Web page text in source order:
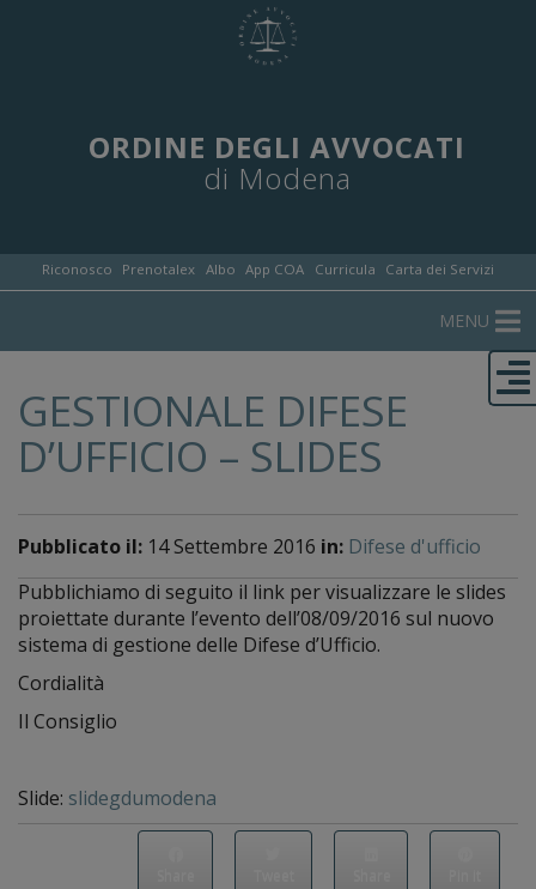
ORDINE DEGLI AVVOCATI
di Modena
Riconosco Prenotalex Albo App COA Curricula Carta dei Servizi
MENU
GESTIONALE DIFESE
D’UFFICIO – SLIDES
Pubblicato il: 14 Settembre 2016 in: Difese d'ufficio
Pubblichiamo di seguito il link per visualizzare le slides
proiettate durante l’evento dell’08/09/2016 sul nuovo
sistema di gestione delle Difese d’Ufficio.
Cordialità
Il Consiglio
Slide: slidegdumodena